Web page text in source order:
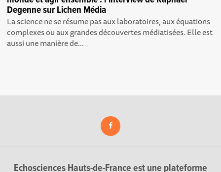
Degenne sur Lichen Média
La science ne se résume pas aux laboratoires, aux équations
complexes ou aux grandes découvertes médiatisées. Elle est
aussi une manière de...
Echosciences Hauts-de-France est une plateforme